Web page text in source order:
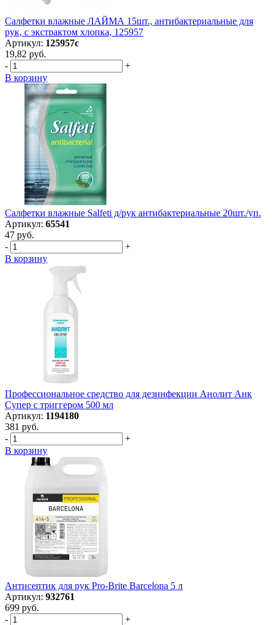
Салфетки влажные ЛАЙМА 15шт., антибактериальные для
рук, с экстрактом хлопка, 125957
Артикул: 125957с
19,82 руб.
-
+
В корзину
Салфетки влажные Salfeti д/рук антибактериальные 20шт./уп.
Артикул: 65541
47 руб.
-
+
В корзину
Профессиональное средство для дезинфекции Анолит Анк
Супер с триггером 500 мл
Артикул: 1194180
381 руб.
-
+
В корзину
Антисептик для рук Pro-Brite Barcelona 5 л
Артикул: 932761
699 руб.
-
+